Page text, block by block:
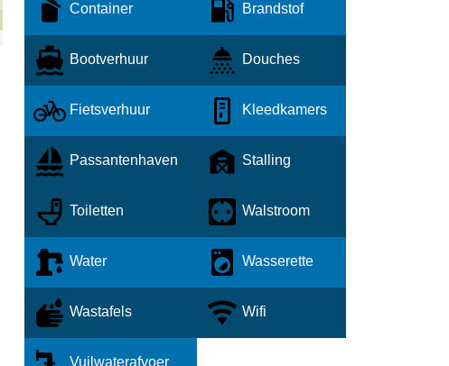
Container Brandstof
Bootverhuur Douches
Fietsverhuur Kleedkamers
Passantenhaven Stalling
Toiletten Walstroom
Water Wasserette
Wastafels Wifi
Vuilwaterafvoer